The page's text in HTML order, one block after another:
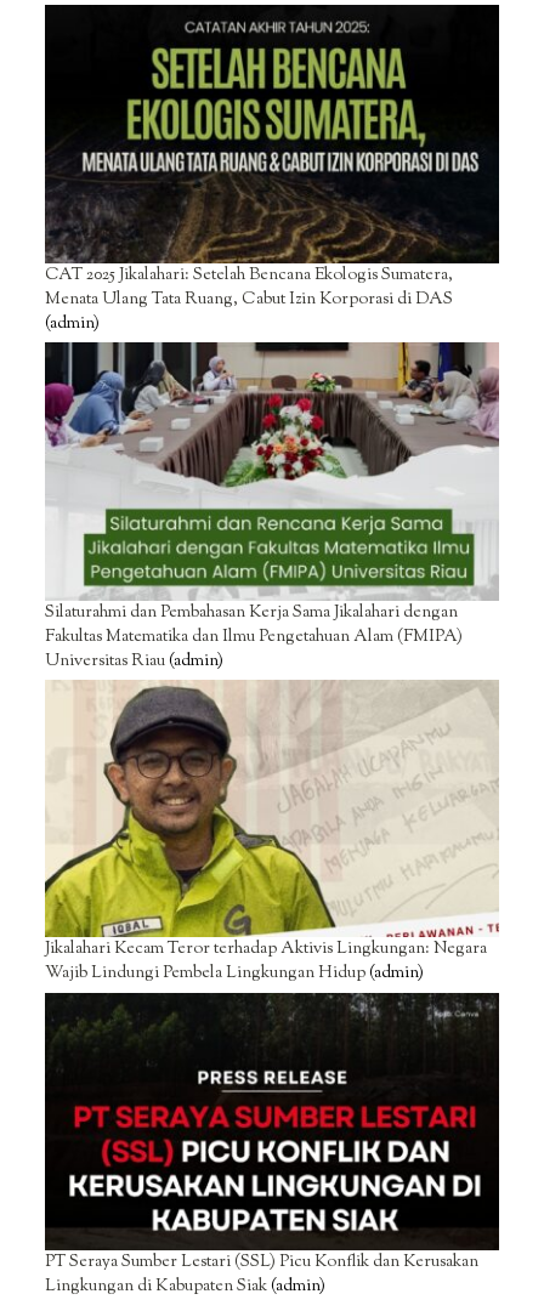
CAT 2025 Jikalahari: Setelah Bencana Ekologis Sumatera,
Menata Ulang Tata Ruang, Cabut Izin Korporasi di DAS
(admin)
Silaturahmi dan Pembahasan Kerja Sama Jikalahari dengan
Fakultas Matematika dan Ilmu Pengetahuan Alam (FMIPA)
Universitas Riau(admin)
Jikalahari Kecam Teror terhadap Aktivis Lingkungan: Negara
Wajib Lindungi Pembela Lingkungan Hidup(admin)
PT Seraya Sumber Lestari (SSL) Picu Konflik dan Kerusakan
Lingkungan di Kabupaten Siak(admin)